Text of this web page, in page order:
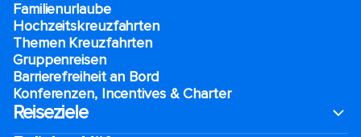
Familienurlaube​
Hochzeitskreuzfahrten
Themen Kreuzfahrten
Gruppenreisen
Barrierefreiheit an Bord​
Konferenzen, Incentives & Charter
Reiseziele